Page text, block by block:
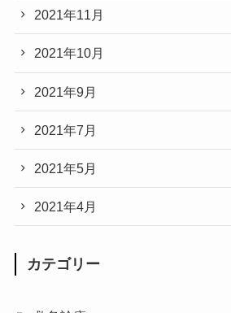
2021年11月
2021年10月
2021年9月
2021年7月
2021年5月
2021年4月
カテゴリー